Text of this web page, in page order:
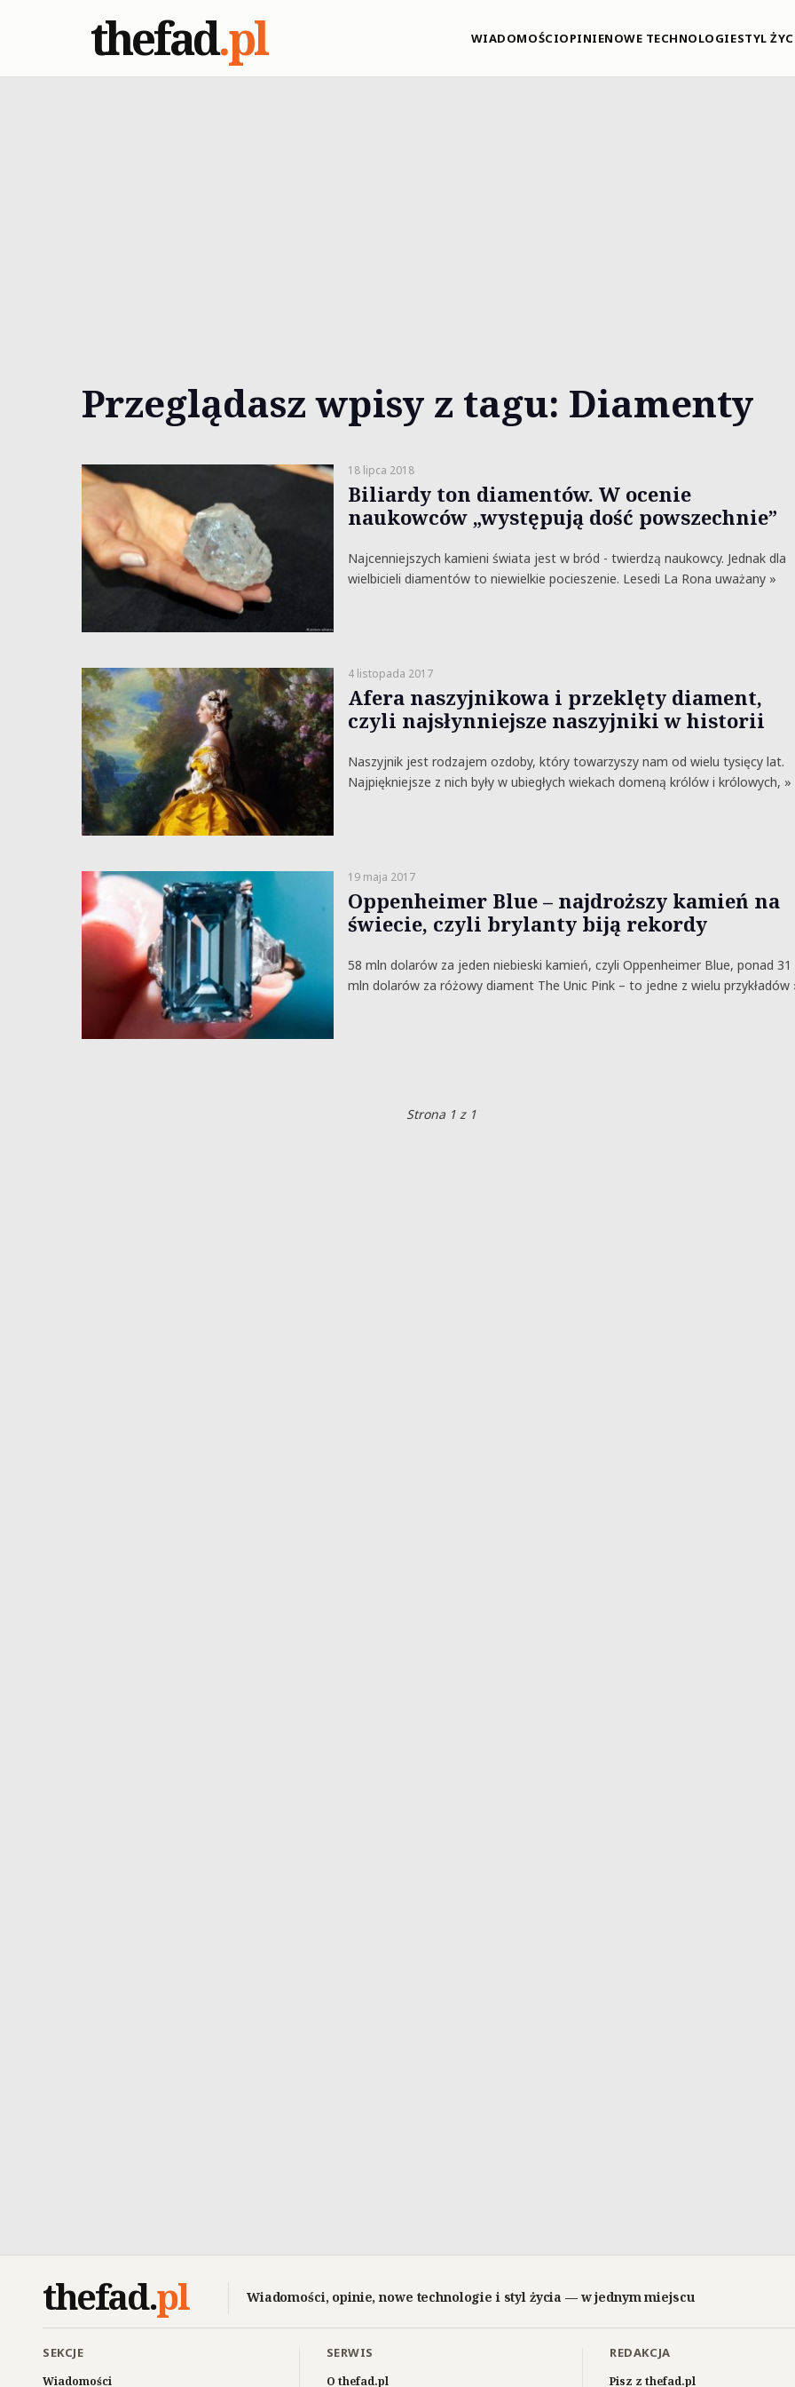
thefad.pl WIADOMOŚCIOPINIENOWE TECHNOLOGIESTYL
Przeglądasz wpisy z tagu: Diamenty
18 lipca 2018
Biliardy ton diamentów. W ocenie
naukowców „występują dość powszechnie”
Najcenniejszych kamieni świata jest w bród - twierdzą naukowcy. Jednak dla
wielbicieli diamentów to niewielkie pocieszenie. Lesedi La Rona uważany »
4 listopada 2017
Afera naszyjnikowa i przeklęty diament,
czyli najsłynniejsze naszyjniki w historii
Naszyjnik jest rodzajem ozdoby, który towarzyszy nam od wielu tysięcy lat.
Najpiękniejsze z nich były w ubiegłych wiekach domeną królów i królowych, »
19 maja 2017
Oppenheimer Blue – najdroższy kamień na
świecie, czyli brylanty biją rekordy
58 mln dolarów za jeden niebieski kamień, czyli Oppenheimer Blue, ponad 31
mln dolarów za różowy diament The Unic Pink – to jedne z wielu przykładów
Strona 1 z 1
thefad.pl Wiadomości, opinie, nowe technologie i styl życia — w jednym miejscu
SEKCJE
Wiadomości
SERWIS
O thefad.pl
REDAKCJA
Pisz z thefad.pl